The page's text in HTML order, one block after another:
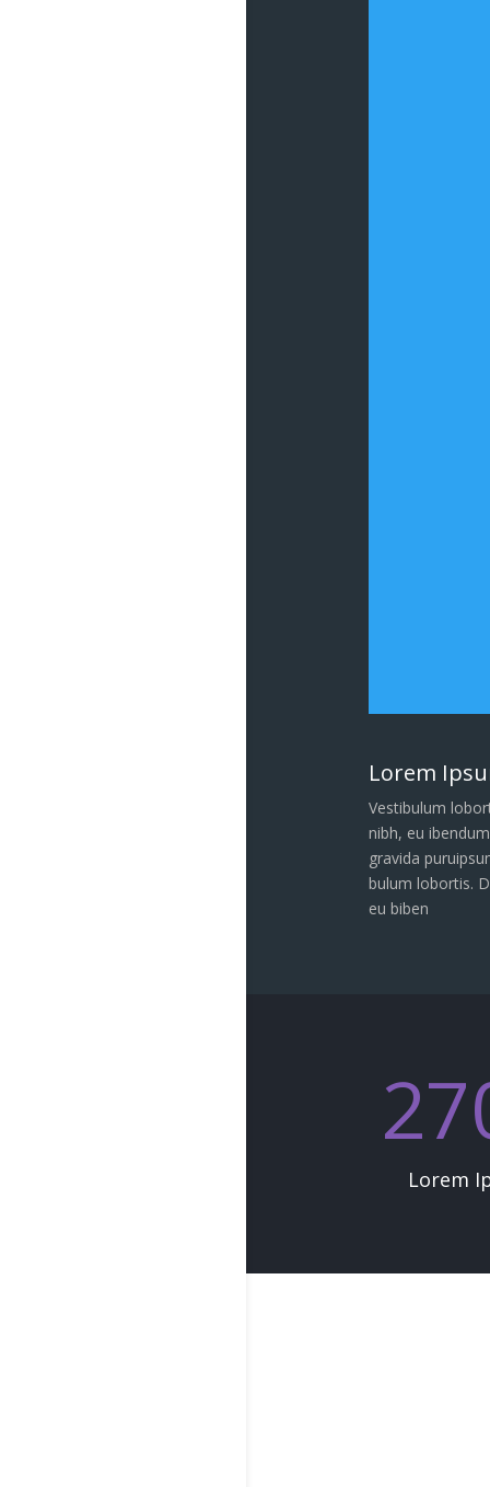
Lorem
Vestibulum
nibh, eu
gravida
bulum lobortis.
eu biben
Lorem